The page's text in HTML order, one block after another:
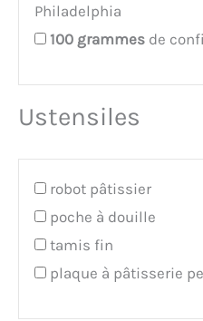
Philadelphia
100 grammes de
Ustensiles
robot pâtissier
poche à douille
tamis fin
plaque à pâtisserie